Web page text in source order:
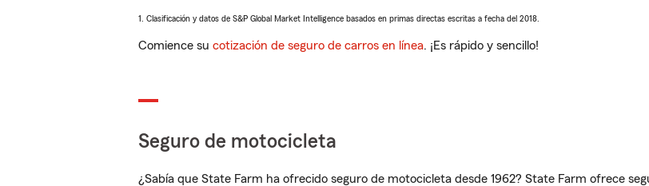
1. Clasificación y datos de S&P Global Market Intelligence basados en primas directas escritas a fecha del 2018.
Comience su cotización de seguro de carros en línea. ¡Es rápido y sencillo!
Seguro de motocicleta
¿Sabía que State Farm ha ofrecido seguro de motocicleta desde 1962? State Farm ofrece